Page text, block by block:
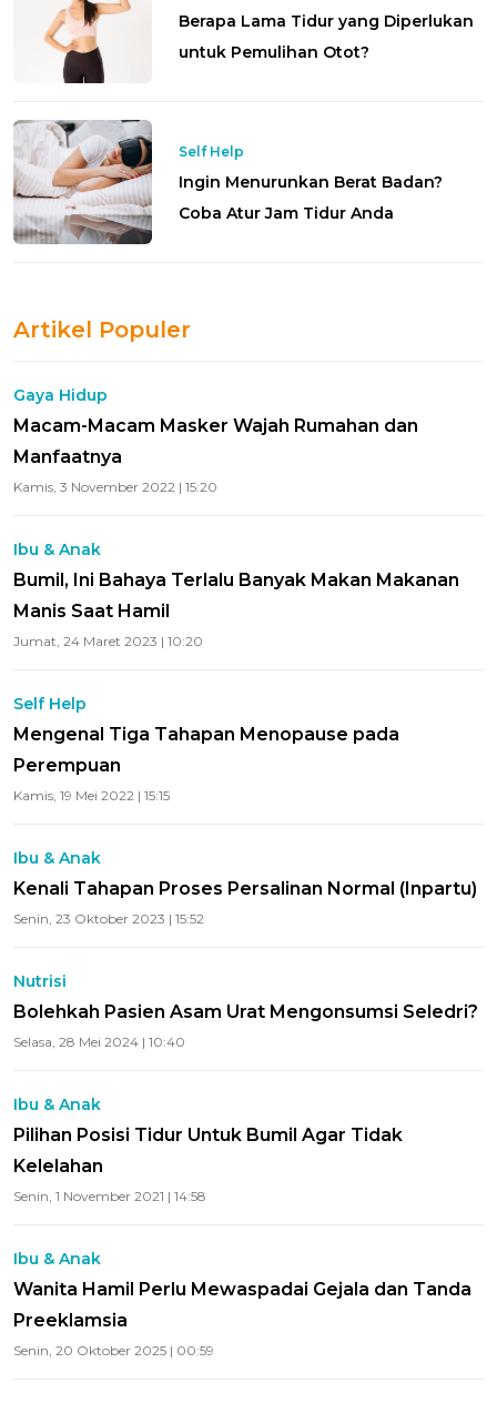
Berapa Lama Tidur yang Diperlukan
untuk Pemulihan Otot?
Self Help
Ingin Menurunkan Berat Badan?
Coba Atur Jam Tidur Anda
Artikel Populer
Gaya Hidup
Macam-Macam Masker Wajah Rumahan dan
Manfaatnya
Kamis, 3 November 2022 | 15:20
Ibu & Anak
Bumil, Ini Bahaya Terlalu Banyak Makan Makanan
Manis Saat Hamil
Jumat, 24 Maret 2023 | 10:20
Self Help
Mengenal Tiga Tahapan Menopause pada
Perempuan
Kamis, 19 Mei 2022 | 15:15
Ibu & Anak
Kenali Tahapan Proses Persalinan Normal (Inpartu)
Senin, 23 Oktober 2023 | 15:52
Nutrisi
Bolehkah Pasien Asam Urat Mengonsumsi Seledri?
Selasa, 28 Mei 2024 | 10:40
Ibu & Anak
Pilihan Posisi Tidur Untuk Bumil Agar Tidak
Kelelahan
Senin, 1 November 2021 | 14:58
Ibu & Anak
Wanita Hamil Perlu Mewaspadai Gejala dan Tanda
Preeklamsia
Senin, 20 Oktober 2025 | 00:59